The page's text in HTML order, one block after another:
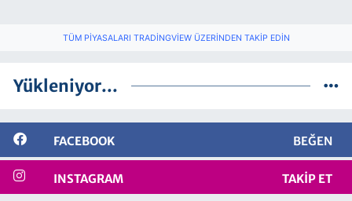
TÜM PIYASALARI TRADINGVIEW ÜZERINDEN TAKIP EDIN
Yükleniyor...
FACEBOOK BEĞEN
INSTAGRAM TAKIP ET